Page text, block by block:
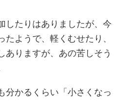
したりはありましたが、今
たようで、軽くむせたり、
ありますが、あの苦しそう
分かるくらい「小さくなっ